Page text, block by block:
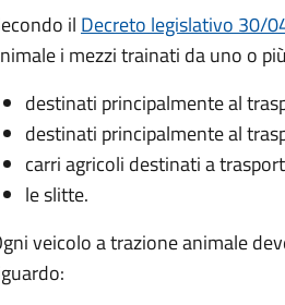
il Decreto legislativo 30/
i mezzi trainati da uno o
destinati principalmente al
destinati principalmente al
carri agricoli destinati a
le slitte.
veicolo a trazione animale